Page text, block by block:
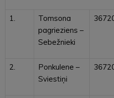
1.
Tomsona
pagrieziens –
Sebežnieki
2.
Ponkulene –
Sviestiņi